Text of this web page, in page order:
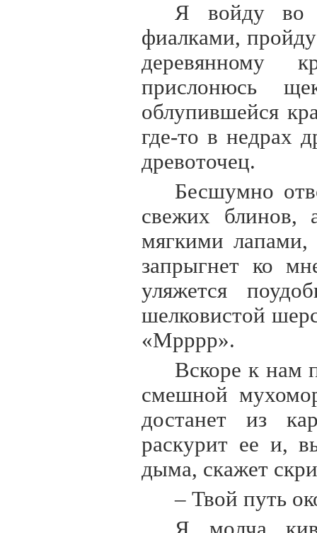
Я войду во
фиалками,
деревянному
прислонюсь
облупившейся
где-то в недрах
древоточец.
Бесшумно
свежих блинов,
мягкими
запрыгнет ко
уляжется
шелковистой
«Мрррр».
Вскоре к нам
смешной
достанет из
раскурит ее и,
дыма, скажет
– Твой путь